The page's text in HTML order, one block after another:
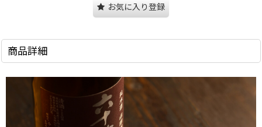
お気に入り登録
商品詳細